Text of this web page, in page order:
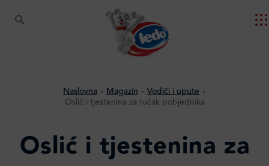
Naslovna Magazin
Vodiči i upute
Oslić i tjestenina za ručak pobjednika
Oslić i tjestenina za